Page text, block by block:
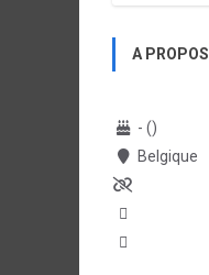
A PROPOS
- ()
Belgique